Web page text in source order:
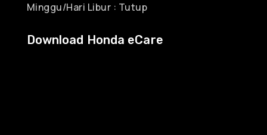
Minggu/Hari Libur : Tutup
Download Honda eCare